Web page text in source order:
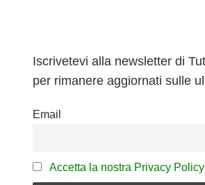
Iscrivetevi alla newsletter di
per rimanere aggiornati sulle
Email
Accetta la nostra Privacy Policy